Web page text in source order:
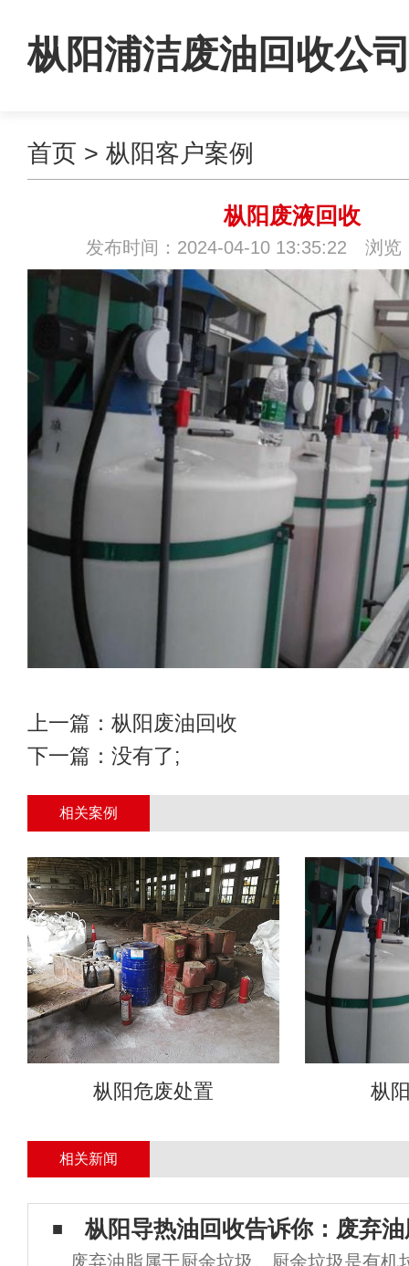
枞阳浦洁废油回收公
首页 > 枞阳客户案例
枞阳废液回收
发布时间：2024-04-10 13:35:22 浏览
上一篇： 枞阳废油回收
下一篇：没有了;
相关案例
枞阳危废处置 枞
相关新闻
枞阳导热油回收告诉你：废弃
废弃油脂属于厨余垃圾。厨余垃圾是有机